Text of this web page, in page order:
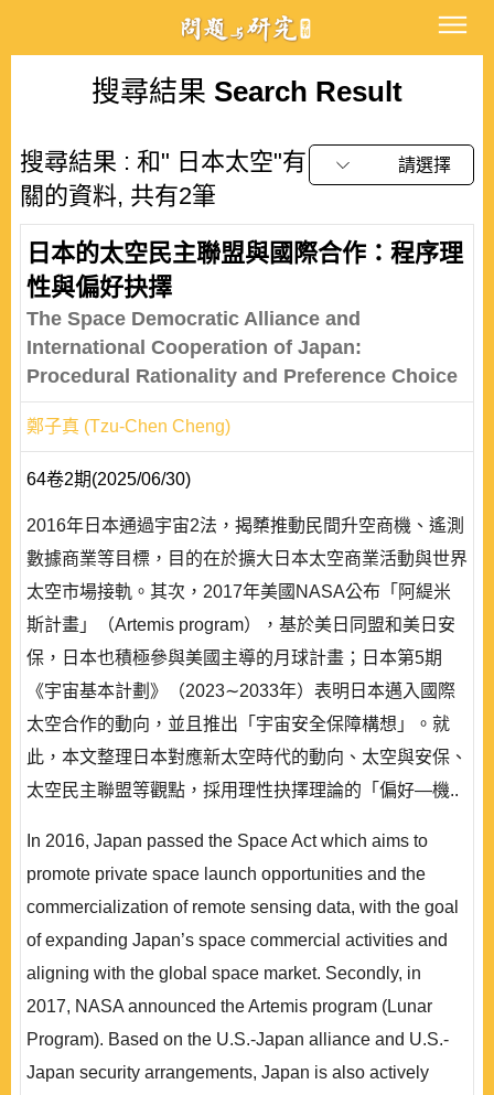
搜尋結果 Search Result
搜尋結果 : 和" 日本太空"有
關的資料, 共有2筆
請選擇
日本的太空民主聯盟與國際合作：程序理
性與偏好抉擇
The Space Democratic Alliance and
International Cooperation of Japan:
Procedural Rationality and Preference Choice
鄭子真 (Tzu-Chen Cheng)
64卷2期(2025/06/30)
2016年日本通過宇宙2法，揭櫫推動民間升空商機、遙測
數據商業等目標，目的在於擴大日本太空商業活動與世界
太空市場接軌。其次，2017年美國NASA公布「阿緹米
斯計畫」（Artemis program），基於美日同盟和美日安
保，日本也積極參與美國主導的月球計畫；日本第5期
《宇宙基本計劃》（2023∼2033年）表明日本邁入國際
太空合作的動向，並且推出「宇宙安全保障構想」。就
此，本文整理日本對應新太空時代的動向、太空與安保、
太空民主聯盟等觀點，採用理性抉擇理論的「偏好—機..
In 2016, Japan passed the Space Act which aims to
promote private space launch opportunities and the
commercialization of remote sensing data, with the goal
of expanding Japan’s space commercial activities and
aligning with the global space market. Secondly, in
2017, NASA announced the Artemis program (Lunar
Program). Based on the U.S.-Japan alliance and U.S.-
Japan security arrangements, Japan is also actively